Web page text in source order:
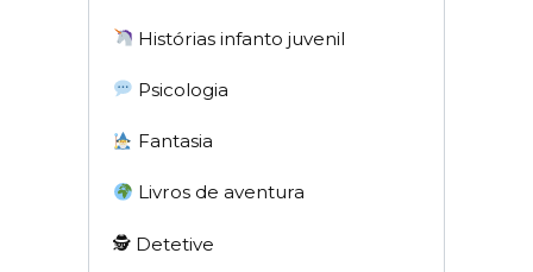
Histórias infanto juvenil
Psicologia
Fantasia
Livros de aventura
🕵 Detetive